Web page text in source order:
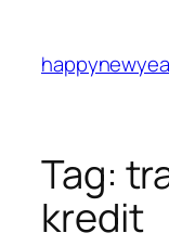
content
Tag:
kredit